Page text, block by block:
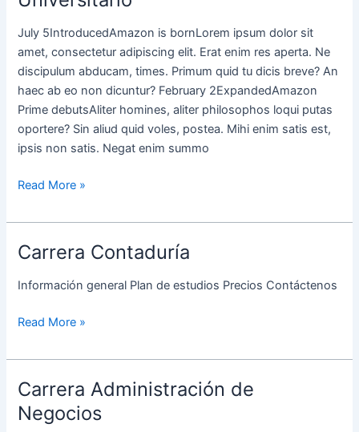
July 5IntroducedAmazon is bornLorem ipsum dolor sit
amet, consectetur adipiscing elit. Erat enim res aperta. Ne
discipulum abducam, times. Primum quid tu dicis breve? An
haec ab eo non dicuntur? February 2ExpandedAmazon
Prime debutsAliter homines, aliter philosophos loqui putas
oportere? Sin aliud quid voles, postea. Mihi enim satis est,
ipsis non satis. Negat enim summo
Trabajo
Comunal
Universitario
Read More »
Carrera Contaduría
Información general Plan de estudios Precios Contáctenos
Carrera
Read More »
Carrera Administración de
Negocios
Carrera
Administración
de